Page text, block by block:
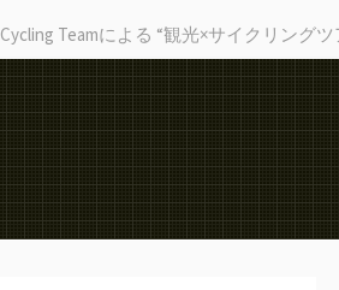
Teamによる “観光×サイクリング